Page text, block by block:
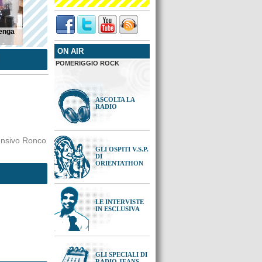
di
stato
dei
Ronco
ON AIR
POMERIGGIO ROCK
ASCOLTA LA
RADIO
GLI OSPITI V.S.P.
DI
ORIENTATHON
LE INTERVISTE
IN ESCLUSIVA
GLI SPECIALI DI